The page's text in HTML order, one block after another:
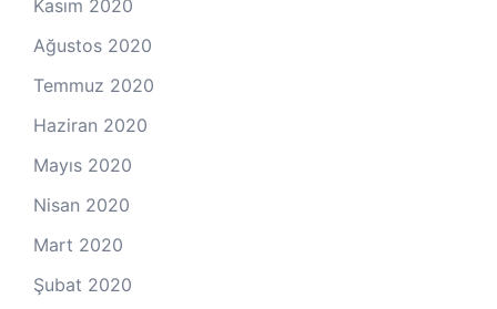
Kasım 2020
Ağustos 2020
Temmuz 2020
Haziran 2020
Mayıs 2020
Nisan 2020
Mart 2020
Şubat 2020